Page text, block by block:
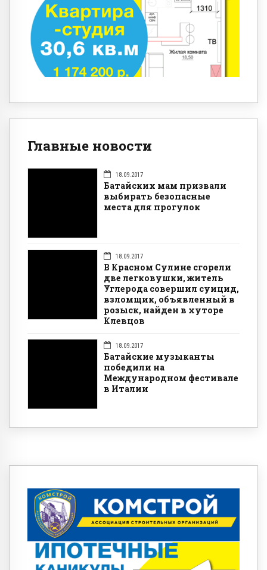
Главные новости
18.09.2017
Батайских мам призвали
выбирать безопасные
места для прогулок
18.09.2017
В Красном Сулине сгорели
две легковушки, житель
Углерода совершил суицид,
взломщик, объявленный в
розыск, найден в хуторе
Клевцов
18.09.2017
Батайские музыканты
победили на
Международном фестивале
в Италии